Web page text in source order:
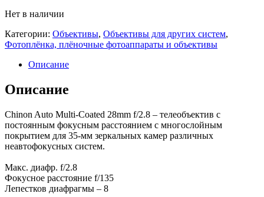
Нет в наличии
Категории: Объективы, Объективы для других систем,
Фотоплёнка, плёночные фотоаппараты и объективы
Описание
Описание
Chinon Auto Multi-Coated 28mm f/2.8 – телеобъектив с
постоянным фокусным расстоянием с многослойным
покрытием для 35-мм зеркальных камер различных
неавтофокусных систем.
Макс. диафр. f/2.8
Фокусное расстояние f/135
Лепестков диафрагмы – 8